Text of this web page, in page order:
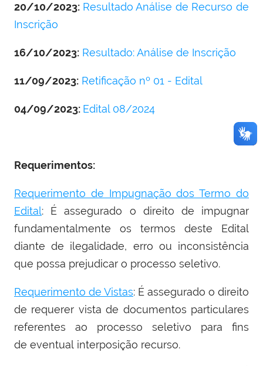
20/10/2023: Resultado Análise de Recurso de
Inscrição
16/10/2023: Resultado: Análise de Inscrição
11/09/2023: Retificação nº 01 - Edital
04/09/2023: Edital 08/2024
Requerimentos:
Requerimento de Impugnação dos Termo do
Edital: É assegurado o direito de impugnar
fundamentalmente os termos deste Edital
diante de ilegalidade, erro ou inconsistência
que possa prejudicar o processo seletivo.
Requerimento de Vistas: É assegurado o direito
de requerer vista de documentos particulares
referentes ao processo seletivo para fins
de eventual interposição recurso.